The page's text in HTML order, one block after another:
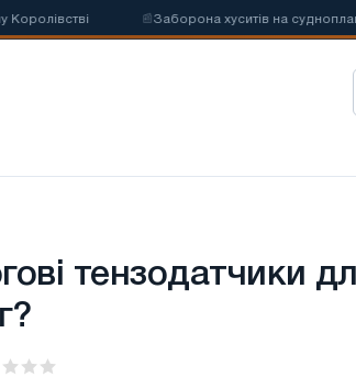
Заборона хуситів на судноплавство
тензодатчики